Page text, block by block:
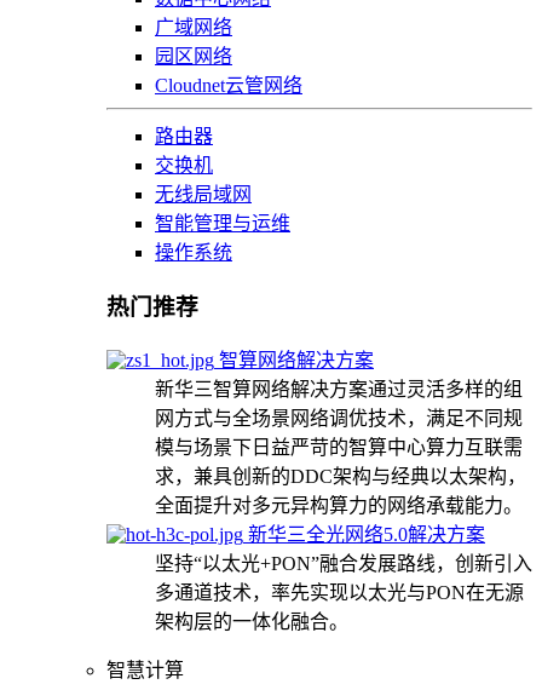
广域网络
园区网络
Cloudnet云管网络
路由器
交换机
无线局域网
智能管理与运维
操作系统
热门推荐
智算网络解决方案
新华三智算网络解决方案通过灵活多样的组
网方式与全场景网络调优技术，满足不同规
模与场景下日益严苛的智算中心算力互联需
求，兼具创新的DDC架构与经典以太架构，
全面提升对多元异构算力的网络承载能力。
新华三全光网络5.0解决方案
坚持“以太光+PON”融合发展路线，创新引入
多通道技术，率先实现以太光与PON在无源
架构层的一体化融合。
智慧计算